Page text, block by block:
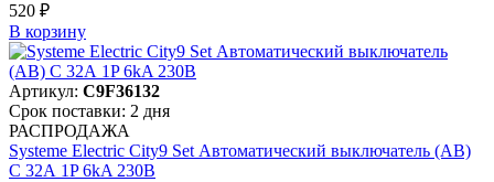
520 ₽
В корзинy
Артикул: C9F36132
Срок поставки: 2 дня
РАСПРОДАЖА
Systeme Electric City9 Set Автоматический выключатель (АВ)
С 32А 1P 6kA 230В